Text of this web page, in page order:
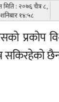
मिति : २०७६ चैत्र ८,
शनिबार १४:५८
प्रकोप